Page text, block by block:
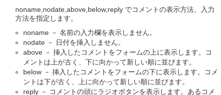
noname,nodate,above,below,reply でコメントの表示方法、入力
方法を指定します。
noname － 名前の入力欄を表示しません。
nodate － 日付を挿入しません。
above － 挿入したコメントをフォームの上に表示します。コ
メントは上が古く、下に向かって新しい順に並びます。
below － 挿入したコメントをフォームの下に表示します。コメ
ントは下が古く、上に向かって新しい順に並びます。
reply － コメントの頭にラジオボタンを表示します。あるコメ